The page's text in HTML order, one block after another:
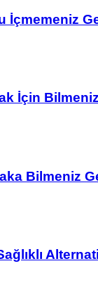
İçmemeniz
İçin
Bilmeniz